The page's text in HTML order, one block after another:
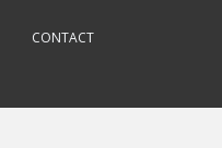
CONTACT